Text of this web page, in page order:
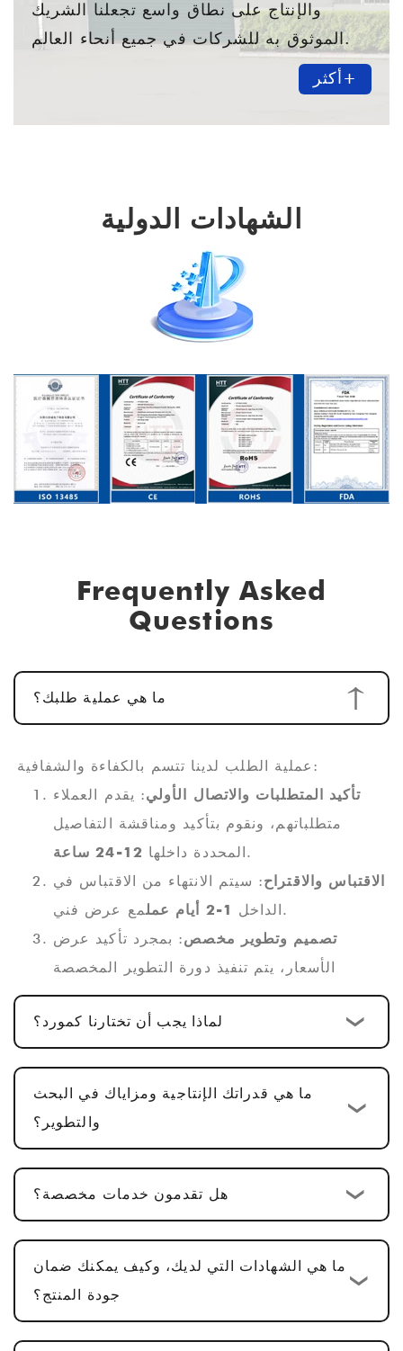
والإنتاج على نطاق واسع تجعلنا الشريك
الموثوق به للشركات في جميع أنحاء العالم.
أكثر+
الشهادات الدولية
Frequently Asked
Questions
ما هي عملية طلبك؟
عملية الطلب لدينا تتسم بالكفاءة والشفافية:
تأكيد المتطلبات والاتصال الأولي: يقدم العملاء
متطلباتهم، ونقوم بتأكيد ومناقشة التفاصيل
المحددة داخلها 12-24 ساعة
.
الاقتباس والاقتراح: سيتم الانتهاء من الاقتباس في
الداخل 1-2 أيام عمل
مع عرض فني.
تصميم وتطوير مخصص: بمجرد تأكيد عرض
الأسعار، يتم تنفيذ دورة التطوير المخصصة
القياسية10-15 يوم عمل
. بالنسبة لمنتجات
PCBA متعددة الوظائف، بما في ذلك تصميم
الأجهزة، وتصميم PCBA، وتطوير البرامج، تكون
تأكيد العينة والتعديلات
7 أيام عمل
، مع إجراء التعديلات بناءً على
التعليقات.
الإنتاج الضخم وفحص الجودة: بعد الموافقة على
الإنتاج، يكون وقت التسليم عادةً2-5 أيام عمل
،
لماذا يجب أن تختارنا كمورد؟
ما هي قدراتك الإنتاجية ومزاياك في البحث
والتطوير؟
هل تقدمون خدمات مخصصة؟
ما هي الشهادات التي لديك، وكيف يمكنك ضمان
جودة المنتج؟